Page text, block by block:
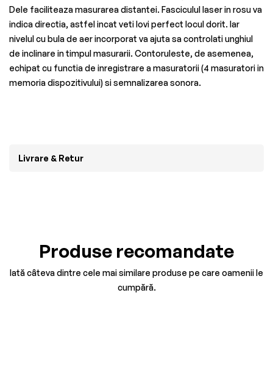
Dele faciliteaza masurarea distantei. Fasciculul laser in rosu va
indica directia, astfel incat veti lovi perfect locul dorit. Iar
nivelul cu bula de aer incorporat va ajuta sa controlati unghiul
de inclinare in timpul masurarii. Contoruleste, de asemenea,
echipat cu functia de inregistrare a masuratorii (4 masuratori in
memoria dispozitivului) si semnalizarea sonora.
Livrare & Retur
Produse recomandate
Iată câteva dintre cele mai similare produse pe care oamenii le
cumpără.